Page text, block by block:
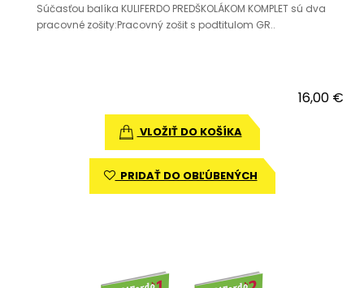
Súčasťou balíka KULIFERDO PREDŠKOLÁKOM KOMPLET sú dva
pracovné zošity:Pracovný zošit s podtitulom GR..
16,00 €
VLOŽIŤ DO KOŠÍKA
PRIDAŤ DO OBĽÚBENÝCH